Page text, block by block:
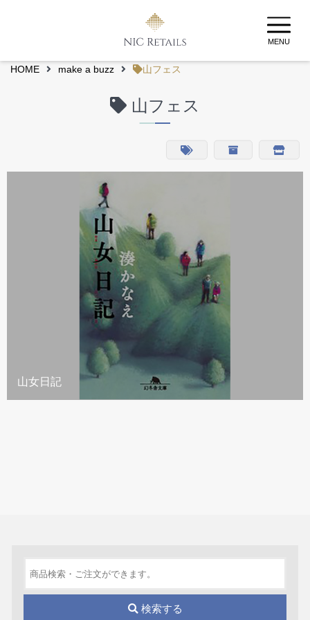
MENU
HOME make a buzz 山フェス
山フェス
山女日記
検索する